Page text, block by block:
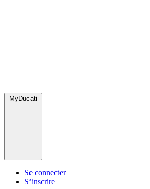
MyDucati
Se connecter
S’inscrire